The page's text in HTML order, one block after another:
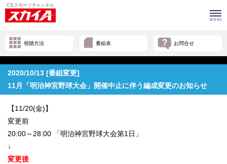
視聴方法 番組表 お問合せ
2020/10/13 [番組変更]
11月「明治神宮野球大会」開催中止に伴う編成変更のお知らせ
【11/20(金)】
変更前
20:00～28:00 「明治神宮野球大会第1日」
↓
変更後